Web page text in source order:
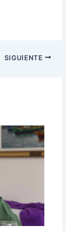
SIGUIENTE